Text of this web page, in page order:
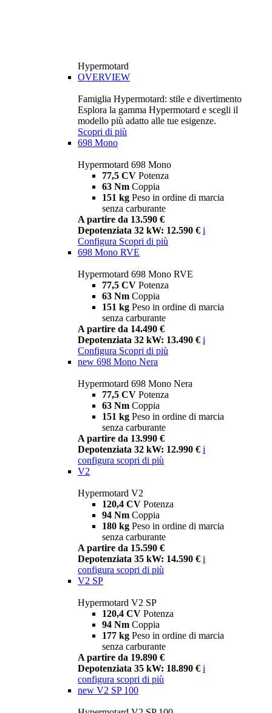
Hypermotard
OVERVIEW
Famiglia Hypermotard: stile e divertimento
Esplora la gamma Hypermotard e scegli il
modello più adatto alle tue esigenze.
Scopri di più
698 Mono
Hypermotard 698 Mono
77,5 CV Potenza
63 Nm Coppia
151 kg Peso in ordine di marcia
senza carburante
A partire da 13.590 €
Depotenziata 32 kW: 12.590 € i
Configura Scopri di più
698 Mono RVE
Hypermotard 698 Mono RVE
77,5 CV Potenza
63 Nm Coppia
151 kg Peso in ordine di marcia
senza carburante
A partire da 14.490 €
Depotenziata 32 kW: 13.490 € i
Configura Scopri di più
new 698 Mono Nera
Hypermotard 698 Mono Nera
77,5 CV Potenza
63 Nm Coppia
151 kg Peso in ordine di marcia
senza carburante
A partire da 13.990 €
Depotenziata 32 kW: 12.990 € i
configura scopri di più
V2
Hypermotard V2
120,4 CV Potenza
94 Nm Coppia
180 kg Peso in ordine di marcia
senza carburante
A partire da 15.590 €
Depotenziata 35 kW: 14.590 € i
configura scopri di più
V2 SP
Hypermotard V2 SP
120,4 CV Potenza
94 Nm Coppia
177 kg Peso in ordine di marcia
senza carburante
A partire da 19.890 €
Depotenziata 35 kW: 18.890 € i
configura scopri di più
new V2 SP 100